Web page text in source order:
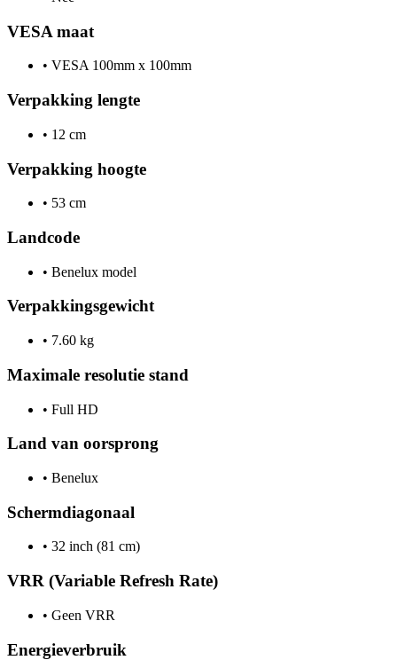
VESA maat
• VESA 100mm x 100mm
Verpakking lengte
• 12 cm
Verpakking hoogte
• 53 cm
Landcode
• Benelux model
Verpakkingsgewicht
• 7.60 kg
Maximale resolutie stand
• Full HD
Land van oorsprong
• Benelux
Schermdiagonaal
• 32 inch (81 cm)
VRR (Variable Refresh Rate)
• Geen VRR
Energieverbruik